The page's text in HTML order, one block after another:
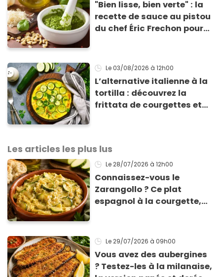
"Bien lisse, bien verte" : la
recette de sauce au pistou
du chef Éric Frechon pour
Le 03/08/2026 à 12h00
L’alternative italienne à la
tortilla : découvrez la
frittata de courgettes et
Les articles les plus lus
Le 28/07/2026 à 12h00
Connaissez-vous le
Zarangollo ? Ce plat
espagnol à la courgette,
Le 29/07/2026 à 09h00
Vous avez des aubergines
? Testez-les à la milanaise,